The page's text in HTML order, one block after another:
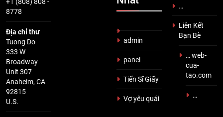
8778
Địa chỉ thư
Tuong Do
333 W
Broadway
Unit 307
Anaheim, CA
92815
U.S.
admin
panel
Tiến Sĩ Giấy
Vợ yêu quái
…
Liên Kết
Bạn Bè
… web-
cua-
tao.com
…